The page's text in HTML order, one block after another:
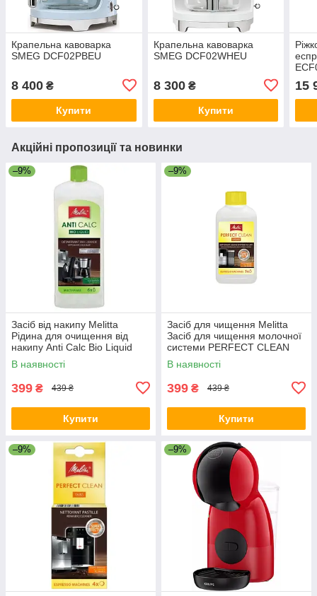
Крапельна кавоварка
SMEG DCF02PBEU
8 400 ₴
Купити
Крапельна кавоварка
SMEG DCF02WHEU
8 300₴
Купити
15
Акційні пропозиції та новинки
–9%
Засіб від накипу Melitta
Рідина для очищення від
накипу Anti Calc Bio Liquid
250 мл
В наявності
399 ₴ 439 ₴
Купити
–9%
Засіб для чищення Melitta
Засіб для чищення молочної
системи PERFECT CLEAN
250 мл (4006508202034)
В наявності
399 ₴ 439 ₴
Купити
–9% –9%